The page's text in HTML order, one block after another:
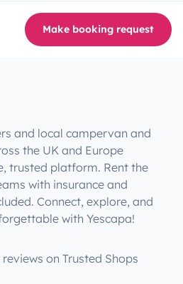
Make booking request
and local campervan and
the UK and Europe
trusted platform. Rent the
with insurance and
Connect, explore, and
with Yescapa!
on Trusted Shops